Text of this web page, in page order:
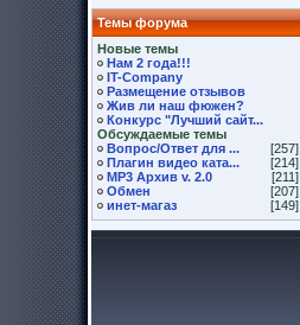
Темы форума
Новые темы
Нам 2 года!!!
IT-Company
Размещение отзывов
Жив ли наш фюжен?
Конкурс "Лучший сайт...
Обсуждаемые темы
Вопрос/Ответ для ...
[257]
Плагин видео ката...
[214]
MP3 Архив v. 2.0
[211]
Обмен
[207]
инет-магаз
[149]